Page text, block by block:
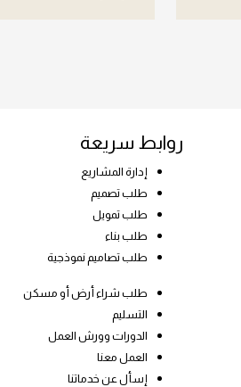
روابط سريعة
إدارة المشاريع
طلب تصميم
طلب تمويل
طلب بناء
طلب تصاميم نموذجية
طلب شراء أرض أو مسكن
التسليم
الدورات وورش العمل
العمل معنا
إسأل عن خدماتنا